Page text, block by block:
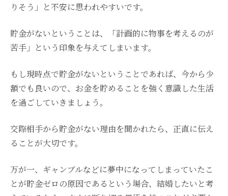
りそう」と不安に思われやすいです。
貯金がないということは、「計画的に物事を考えるのが
苦手」という印象を与えてしまいます。
もし現時点で貯金がないということであれば、今から少
額でも良いので、お金を貯めることを強く意識した生活
を過ごしていきましょう。
交際相手から貯金がない理由を聞かれたら、正直に伝え
ることが大切です。
万が一、ギャンブルなどに夢中になってしまっていたこ
とが貯金ゼロの原因であるという場合、結婚したいと考